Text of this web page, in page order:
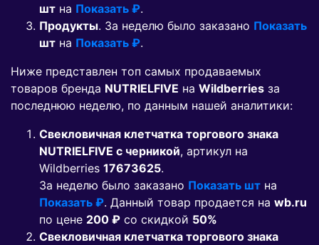
шт на Показать ₽.
Продукты. За неделю было заказано Показать
шт на Показать ₽.
Ниже представлен топ самых продаваемых
товаров бренда NUTRIELFIVE на Wildberries за
последнюю неделю, по данным нашей аналитики:
Свекловичная клетчатка торгового знака
NUTRIELFIVE c черникой, артикул на
Wildberries 17673625.
За неделю было заказано Показать шт на
Показать ₽. Данный товар продается на wb.ru
по цене 200 ₽ co скидкой 50%
Свекловичная клетчатка торгового знака